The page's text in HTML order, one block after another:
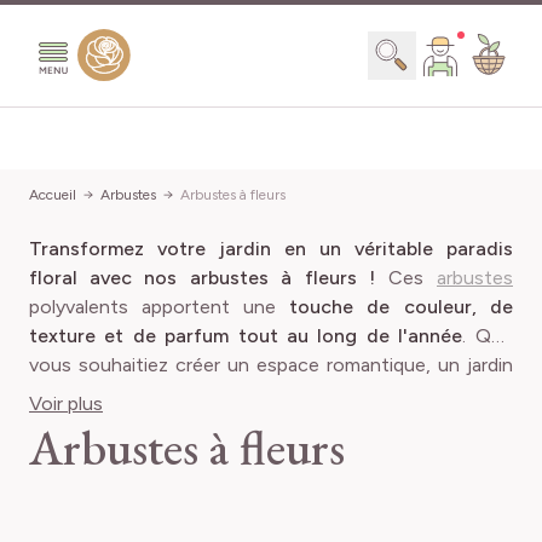
Chercher
Accueil Arbustes Arbustes à fleurs
Transformez votre jardin en un véritable paradis
floral
avec nos arbustes à fleurs ! Ces arbustes
polyvalents apportent une touche de couleur, de
texture et de parfum tout au long de l'année. Que
vous souhaitiez créer un espace romantique, un jardin
animé ou une haie élégante,
trouvez les variétés idéales pour égayer votre jardin et
Voir plus
Arbustes à fleurs
Prix
Minimum value
0,00 € Valeur
110,99 €
OK
Largeur adulte
Minimum value
1 cm Valeur
801 cm
Croissance
Rapide
Adapté à un style de jardin